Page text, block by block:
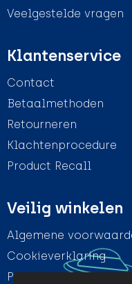
Veelgestelde vragen
Klantenservice
Contact
Betaalmethoden
Retourneren
Klachtenprocedure
Product Recall
Veilig winkelen
Algemene
Cookieverklaring
Privacyverklaring